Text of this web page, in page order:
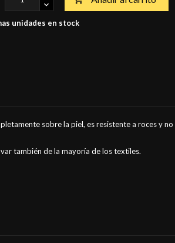
unidades en stock
sobre la piel, es resistente a roces y no
también de la mayoría de los textiles.